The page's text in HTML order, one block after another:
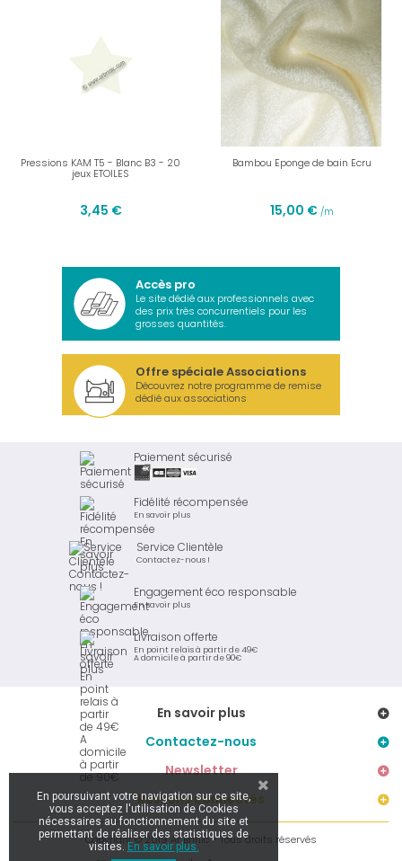
Pressions KAM T5 - Blanc B3 - 20
jeux ETOILES
3,45 €
Bambou Eponge de bain Ecru
15,00 € /m
Accès pro
Le site dédié aux professionnels avec
des prix très concurrentiels pour les
grosses quantités.
Offre spéciale Associations
Découvrez notre programme de remise
dédié aux associations
Paiement sécurisé
Fidélité récompensée
En savoir plus
Service Clientèle
Contactez-nous !
Engagement éco responsable
En savoir plus
Livraison offerte
En point relais à partir de 49€
A domicile à partir de 90€
En savoir plus
Contactez-nous
Newsletter
Restons connectés
Copyright © 2019 Ar Brinic - Tous droits réservés
En poursuivant votre navigation sur ce site,
vous acceptez l'utilisation de Cookies
nécessaires au fonctionnement du site et
permettant de réaliser des statistiques de
visites. En savoir plus.